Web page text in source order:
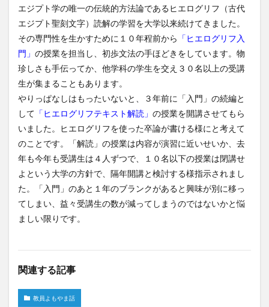
エジプト学の唯一の伝統的方法論であるヒエログリフ（古代
エジプト聖刻文字）読解の学習を大学以来続けてきました。
その専門性を生かすために１０年程前から 「ヒエログリフ入
門」 の授業を担当し、初歩文法の手ほどきをしています。物
珍しさも手伝ってか、他学科の学生を交え３０名以上の受講
生が集まることもあります。
やりっぱなしはもったいないと、３年前に「入門」の続編と
して 「ヒエログリフテキスト解読」 の授業を開講させてもら
いました。ヒエログリフを使った卒論が書ける様にと考えて
のことです。「解読」の授業は内容が演習に近いせいか、去
年も今年も受講生は４人ずつで、１０名以下の授業は閉講せ
よという大学の方針で、隔年開講と検討する様指示されまし
た。「入門」のあと１年のブランクがあると興味が別に移っ
てしまい、益々受講生の数が減ってしまうのではないかと悩
ましい限りです。
関連する記事
教員よもやま話